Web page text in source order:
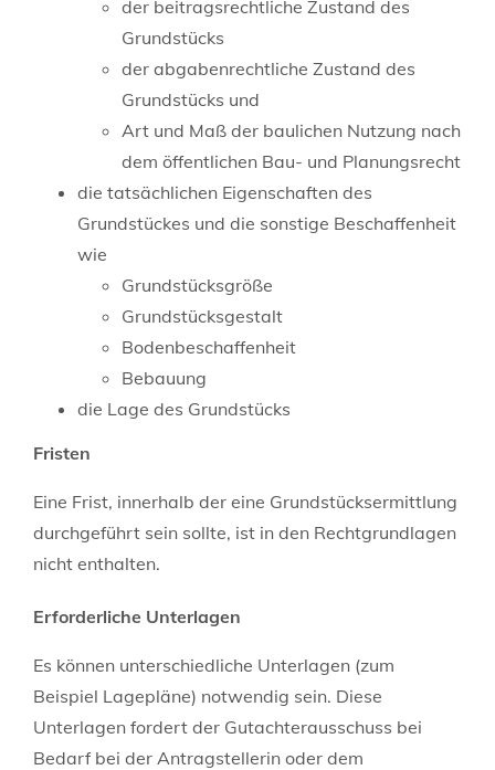
der beitragsrechtliche Zustand des
Grundstücks
der abgabenrechtliche Zustand des
Grundstücks und
Art und Maß der baulichen Nutzung nach
dem öffentlichen Bau- und Planungsrecht
die tatsächlichen Eigenschaften des
Grundstückes und die sonstige Beschaffenheit
wie
Grundstücksgröße
Grundstücksgestalt
Bodenbeschaffenheit
Bebauung
die Lage des Grundstücks
Fristen
Eine Frist, innerhalb der eine Grundstücksermittlung
durchgeführt sein sollte, ist in den Rechtgrundlagen
nicht enthalten.
Erforderliche Unterlagen
Es können unterschiedliche Unterlagen (zum
Beispiel Lagepläne) notwendig sein. Diese
Unterlagen fordert der Gutachterausschuss bei
Bedarf bei der Antragstellerin oder dem